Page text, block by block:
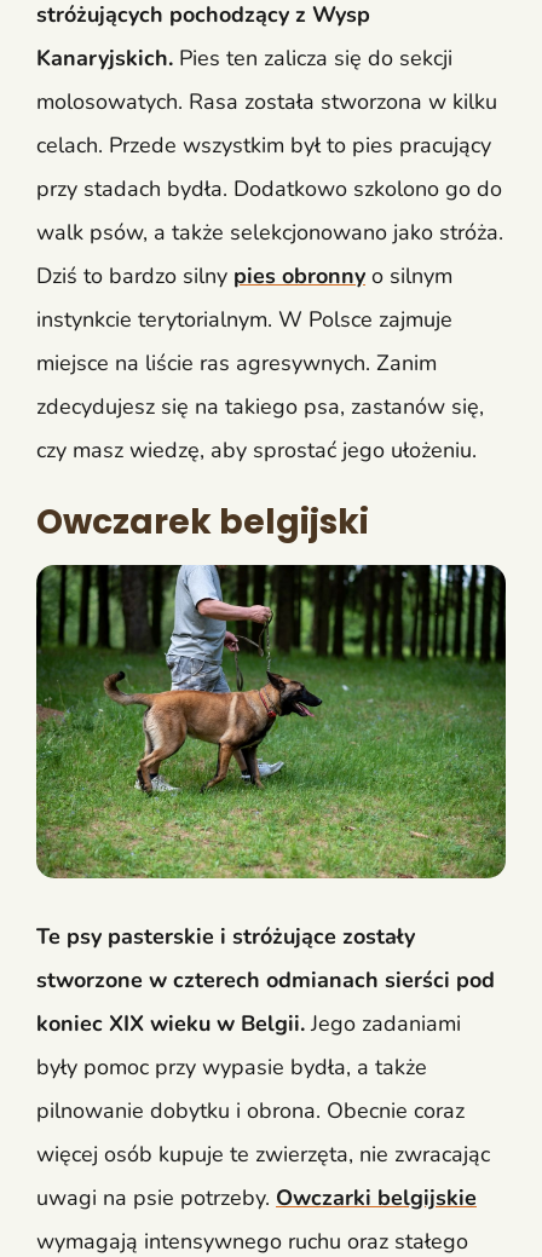
stróżujących pochodzący z Wysp
Kanaryjskich. Pies ten zalicza się do sekcji
molosowatych. Rasa została stworzona w kilku
celach. Przede wszystkim był to pies pracujący
przy stadach bydła. Dodatkowo szkolono go do
walk psów, a także selekcjonowano jako stróża.
Dziś to bardzo silny pies obronny o silnym
instynkcie terytorialnym. W Polsce zajmuje
miejsce na liście ras agresywnych. Zanim
zdecydujesz się na takiego psa, zastanów się,
czy masz wiedzę, aby sprostać jego ułożeniu.
Owczarek belgijski
Te psy pasterskie i stróżujące zostały
stworzone w czterech odmianach sierści pod
koniec XIX wieku w Belgii.Jego zadaniami
były pomoc przy wypasie bydła, a także
pilnowanie dobytku i obrona. Obecnie coraz
więcej osób kupuje te zwierzęta, nie zwracając
uwagi na psie potrzeby. Owczarki belgijskie
wymagają intensywnego ruchu oraz stałego